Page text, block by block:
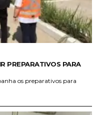
PREPARATIVOS PARA
os preparativos para